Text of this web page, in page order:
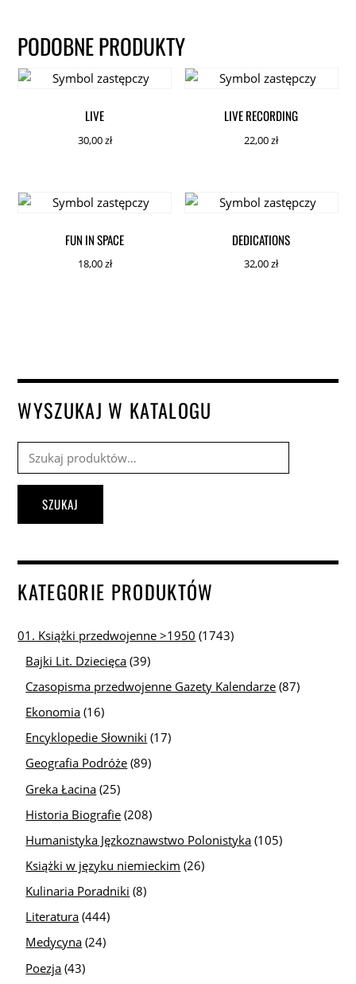
PODOBNE PRODUKTY
LIVE
30,00zł
LIVE RECORDING
22,00zł
FUN IN SPACE
18,00zł
DEDICATIONS
32,00zł
WYSZUKAJ W KATALOGU
Szukaj:
SZUKAJ
KATEGORIE PRODUKTÓW
01. Książki przedwojenne >1950 (1743)
Bajki Lit. Dziecięca (39)
Czasopisma przedwojenne Gazety Kalendarze (87)
Ekonomia (16)
Encyklopedie Słowniki (17)
Geografia Podróże (89)
Greka Łacina (25)
Historia Biografie (208)
Humanistyka Jęzkoznawstwo Polonistyka (105)
Książki w języku niemieckim (26)
Kulinaria Poradniki (8)
Literatura (444)
Medycyna (24)
Poezja (43)